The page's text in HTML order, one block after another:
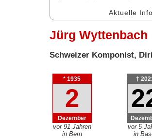
Aktuelle
Jürg Wyttenbach
Schweizer Komponist,
* 1935
2
Dezember
vor 91 Jahren
in Bern
†
vor 5
in